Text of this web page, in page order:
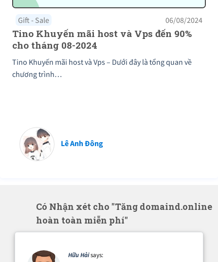
Gift - Sale 06/08/2024
Tino Khuyến mãi host và Vps đến 90%
cho tháng 08-2024
Tino Khuyến mãi host và Vps – Dưới đây là tổng quan về
chương trình…
Lê Anh Đông
Có Nhận xét cho "Tăng domaind.online
hoàn toàn miễn phí"
Hữu Hảisays: